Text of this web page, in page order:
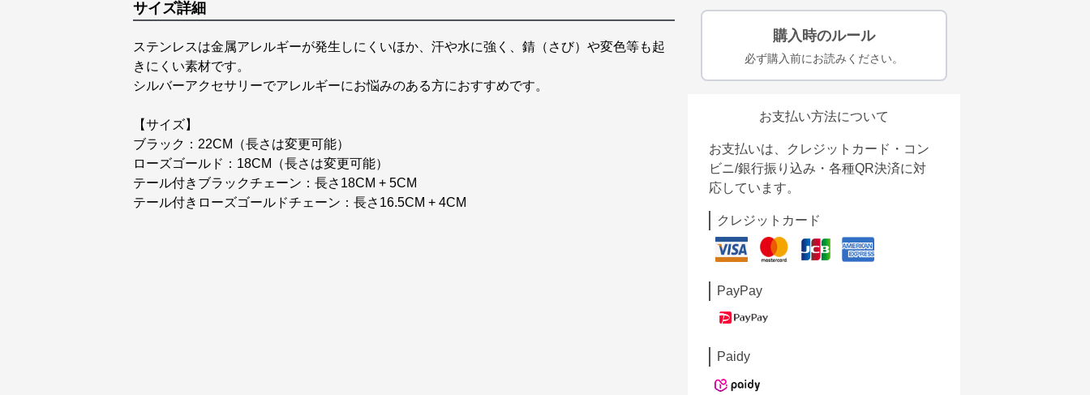
サイズ詳細
ステンレスは金属アレルギーが発生しにくいほか、汗や水に強く、錆（さび）や変色等も起
きにくい素材です。
シルバーアクセサリーでアレルギーにお悩みのある方におすすめです。
【サイズ】
ブラック：22CM（長さは変更可能）
ローズゴールド：18CM（長さは変更可能）
テール付きブラックチェーン：長さ18CM + 5CM
テール付きローズゴールドチェーン：長さ16.5CM + 4CM
購入時のルール
必ず購入前にお読みください。
お支払い方法について
お支払いは、クレジットカード・コン
ビニ/銀行振り込み・各種QR決済に対
応しています。
クレジットカード
PayPay
Paidy